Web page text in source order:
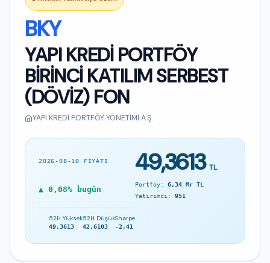
BKY
YAPI KREDİ PORTFÖY
BİRİNCİ KATILIM SERBEST
(DÖVİZ) FON
YAPI KREDİ PORTFÖY YÖNETİMİ A.Ş.
2026-08-10 FIYATI 49,3613 TL
▲ 0,08% bugün
Portföy: 6,34 Mr TL
Yatırımcı: 951
52H Yüksek
49,3613
52H Düşük
42,6103
Sharpe
-2,41